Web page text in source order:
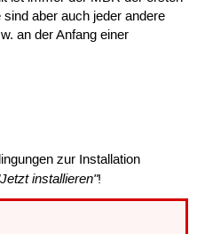
aber auch jeder andere
an der Anfang einer
zur Installation
installieren"!